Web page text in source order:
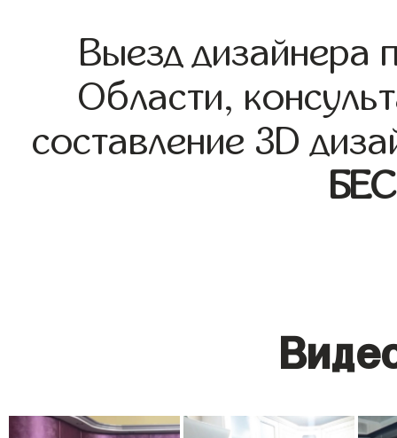
Выезд дизайнера
Области,
составление 3D